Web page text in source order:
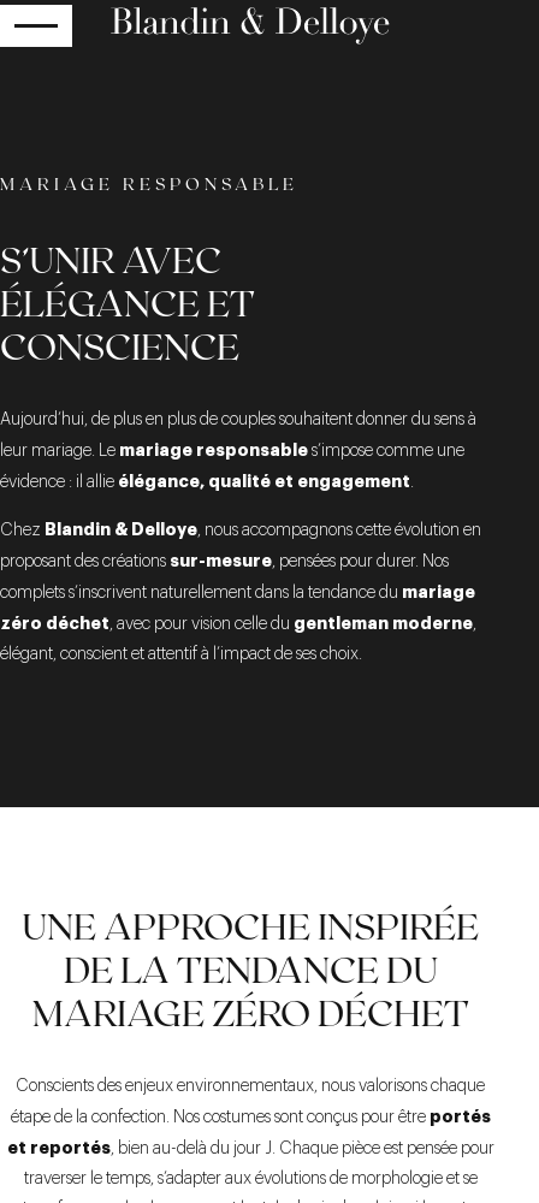
MARIAGE RESPONSABLE
S’UNIR AVEC
ÉLÉGANCE ET
CONSCIENCE
Aujourd’hui, de plus en plus de couples souhaitent donner du sens à
leur mariage. Le mariage responsable s’impose comme une
évidence : il allie élégance, qualité et engagement.
Chez Blandin & Delloye, nous accompagnons cette évolution en
proposant des créations sur-mesure, pensées pour durer. Nos
complets s’inscrivent naturellement dans la tendance du mariage
zéro déchet, avec pour vision celle du gentleman moderne,
élégant, conscient et attentif à l’impact de ses choix.
UNE APPROCHE INSPIRÉE
DE LA TENDANCE DU
MARIAGE ZÉRO DÉCHET
Conscients des enjeux environnementaux, nous valorisons chaque
étape de la confection. Nos costumes sont conçus pour être portés
et reportés, bien au-delà du jour J. Chaque pièce est pensée pour
traverser le temps, s’adapter aux évolutions de morphologie et se